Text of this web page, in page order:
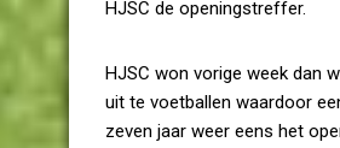
HJSC de openingstreffer.
HJSC won vorige week dan
uit te voetballen waardoor
zeven jaar weer eens het